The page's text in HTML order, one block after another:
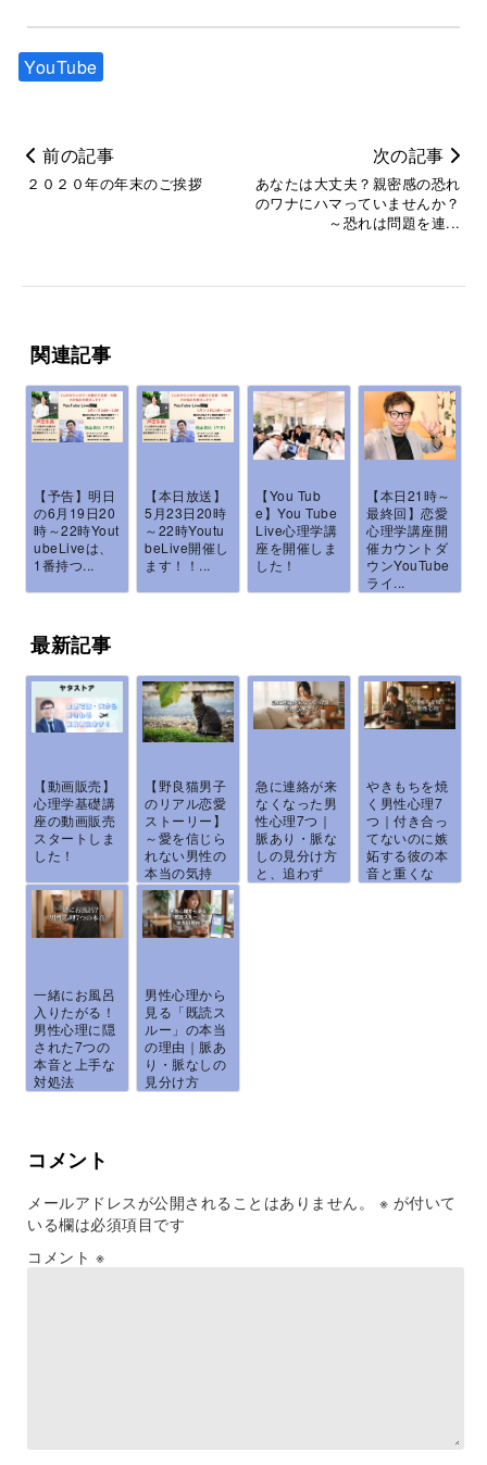
YouTube
前の記事
２０２０年の年末のご挨拶
次の記事
あなたは大丈夫？親密感の恐れ
のワナにハマっていませんか？
～恐れは問題を連...
関連記事
【予告】明日
の6月19日20
時～22時Yout
ubeLiveは、
1番持つ...
【本日放送】
5月23日20時
～22時Youtu
beLive開催し
ます！！...
【You Tub
e】You Tube
Live心理学講
座を開催しま
した！
【本日21時～
最終回】恋愛
心理学講座開
催カウントダ
ウンYouTube
ライ...
最新記事
【動画販売】
心理学基礎講
座の動画販売
スタートしま
した！
【野良猫男子
のリアル恋愛
ストーリー】
～愛を信じら
れない男性の
本当の気持
ち...
急に連絡が来
なくなった男
性心理7つ｜
脈あり・脈な
しの見分け方
と、追わず
に...
やきもちを焼
く男性心理7
つ｜付き合っ
てないのに嫉
妬する彼の本
音と重くな
ら...
一緒にお風呂
入りたがる！
男性心理に隠
された7つの
本音と上手な
対処法
男性心理から
見る「既読ス
ルー」の本当
の理由｜脈あ
り・脈なしの
見分け方
と、...
コメント
メールアドレスが公開されることはありません。 ※ が付いて
いる欄は必須項目です
コメント ※